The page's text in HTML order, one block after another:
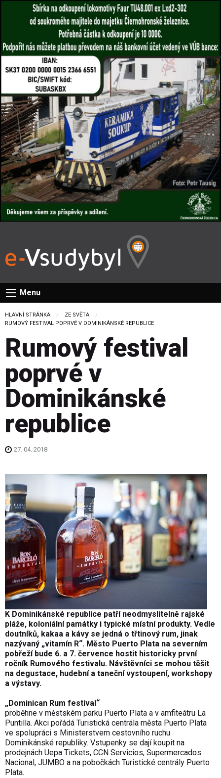
Menu
HLAVNÍ STRÁNKA
ZE SVĚTA
CURRENT:
RUMOVÝ FESTIVAL POPRVÉ V DOMINIKÁNSKÉ REPUBLICE
Rumový festival
poprvé v
Dominikánské
republice
27. 04. 2018
K Dominikánské republice patří neodmyslitelně rajské
pláže, koloniální památky i typické místní produkty. Vedle
doutníků, kakaa a kávy se jedná o třtinový rum, jinak
nazývaný „vitamín R“. Město Puerto Plata na severním
pobřeží bude 6. a 7. července hostit historicky první
ročník Rumového festivalu. Návštěvníci se mohou těšit
na degustace, hudební a taneční vystoupení, workshopy
a výstavy.
„Dominican Rum festival“
proběhne v městském parku Puerto Plata a v amfiteátru La
Puntilla. Akci pořádá Turistická centrála města Puerto Plata
ve spolupráci s Ministerstvem cestovního ruchu
Dominikánské republiky. Vstupenky se dají koupit na
prodejnách Uepa Tickets, CCN Servicios, Supermercados
Nacional, JUMBO a na pobočkách Turistické centrály Puerto
Plata.